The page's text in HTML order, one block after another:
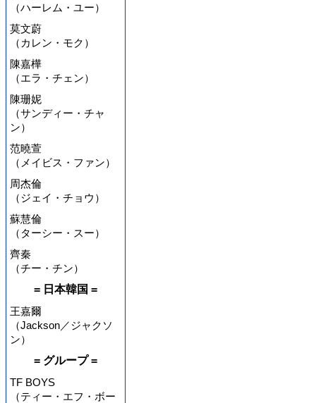
（ハーレム・ユー）
莫文蔚
（カレン・モク）
陳嘉樺
（エラ・チェン）
陳珊妮
（サンディー・チャ
ン）
范曉萱
（メイビス・ファン）
周杰倫
（ジェイ・チョウ）
蘇慧倫
（ターシー・スー）
齊秦
（チー・チン）
= 日本韓国 =
王嘉爾
（Jackson／ジャクソ
ン）
= グループ =
TF BOYS
（ティー・エフ・ボー